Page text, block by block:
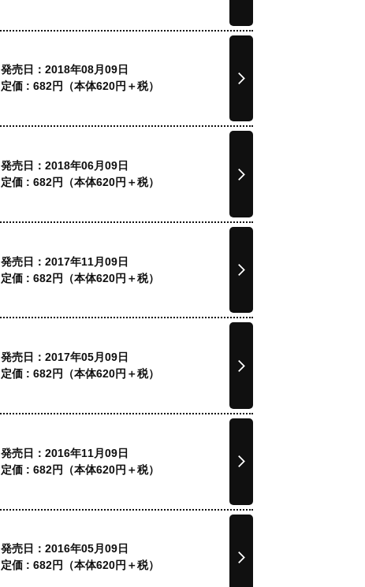
発売日：2018年08月09日
定価 : 682円（本体620円＋税）
発売日：2018年06月09日
定価 : 682円（本体620円＋税）
発売日：2017年11月09日
定価 : 682円（本体620円＋税）
発売日：2017年05月09日
定価 : 682円（本体620円＋税）
発売日：2016年11月09日
定価 : 682円（本体620円＋税）
発売日：2016年05月09日
定価 : 682円（本体620円＋税）